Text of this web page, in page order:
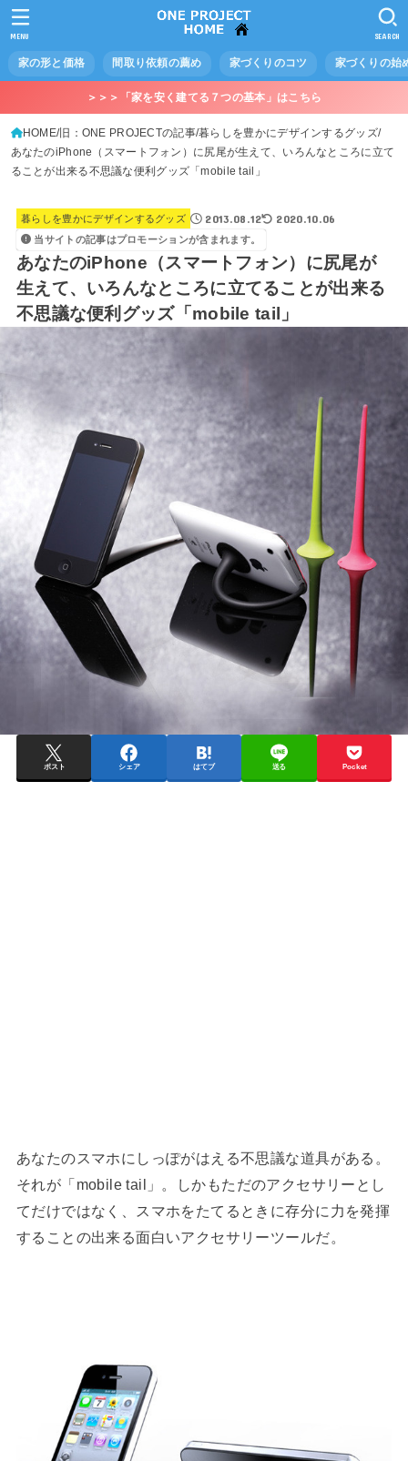
家の形と価格 間取り依頼の薦め 家づくりのコツ 家づくりの始
SEARCH
MENU
＞＞＞「家を安く建てる７つの基本」はこちら
HOME 旧：ONE PROJECTの記事 暮らしを豊かにデザインするグッズ
あなたのiPhone（スマートフォン）に尻尾が生えて、いろんなところに立て
ることが出来る不思議な便利グッズ「mobile tail」
暮らしを豊かにデザインするグッズ 2013.08.12 2020.10.06
当サイトの記事はプロモーションが含まれます。
あなたのiPhone（スマートフォン）に尻尾が
生えて、いろんなところに立てることが出来る
不思議な便利グッズ「mobile tail」
ポスト シェア はてブ 送る Pocket
あなたのスマホにしっぽがはえる不思議な道具がある。
それが「mobile tail」。しかもただのアクセサリーとし
てだけではなく、スマホをたてるときに存分に力を発揮
することの出来る面白いアクセサリーツールだ。